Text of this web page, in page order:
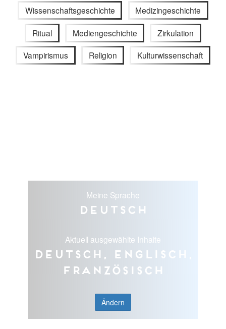
Wissenschaftsgeschichte Medizingeschichte
Ritual Mediengeschichte Zirkulation
Vampirismus Religion Kulturwissenschaft
Meine Sprache
Deutsch
Aktuell ausgewählte Inhalte
Deutsch, Englisch,
Französisch
Ändern